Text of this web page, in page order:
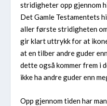
stridigheter opp gjennom
Det Gamle Testamentets
aller første stridigheten
gir klart uttrykk for at
at en tilber andre guder
dette også kommer frem i
ikke ha andre guder enn
Opp gjennom tiden har